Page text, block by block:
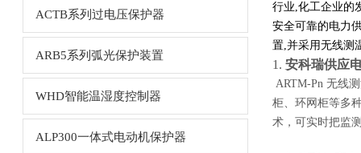
ACTB系列过电压保护器
ARB5系列弧光保护装置
WHD智能温湿度控制器
ALP300一体式电动机保护器
行业,化工企业的
安全可靠的电力
置,并采用无线测
1. 安科瑞供应
ARTM-Pn 无线
柜、环网柜等多
术，可实时把监